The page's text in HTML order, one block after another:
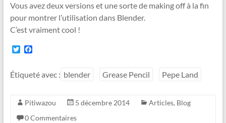
Vous avez deux versions et une sorte de making off à la fin
pour montrer l’utilisation dans Blender.
C’est vraiment cool !
T
t
t
r
F
e
k
Étiqueté avec : blender Grease Pencil Pepe Land
Pitiwazou 5 décembre 2014 Articles, Blog
0 Commentaires